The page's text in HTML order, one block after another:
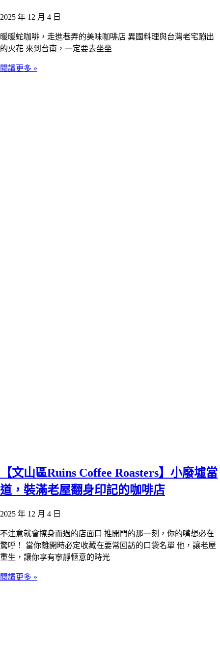
2025 年 12 月 4 日
暖暖蛇咖啡，走進巷弄的美味咖啡店 異國料理與台灣老宅蹦出
的火花 來到台南，一定要去坐坐
閱讀更多 »
【文山區Ruins Coffee Roasters】小廢墟當
道，裝滿老屋翻身印記的咖啡店
2025 年 12 月 4 日
不注意就會擦身而過的店面口 推開門的那一刻，你的嘴想必在
驚呼！ 當你離開時必定收藏在要常回訪的口袋名單 他，讓老屋
重生，讓你享有寧靜愜意的時光
閱讀更多 »